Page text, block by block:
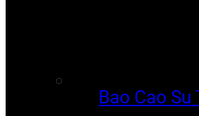
Bao Cao Su